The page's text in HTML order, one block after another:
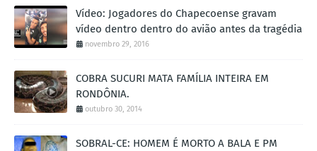
Vídeo: Jogadores do Chapecoense gravam
vídeo dentro dentro do avião antes da tragédia
novembro 29, 2016
COBRA SUCURI MATA FAMÍLIA INTEIRA EM
RONDÔNIA.
outubro 30, 2014
SOBRAL-CE: HOMEM É MORTO A BALA E PM